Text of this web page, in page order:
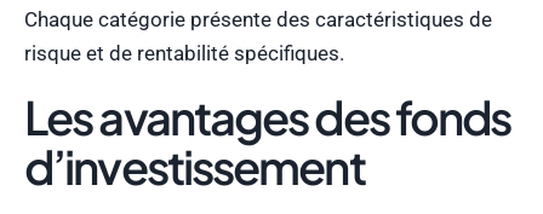
Chaque catégorie présente des caractéristiques de
risque et de rentabilité spécifiques.
Les avantages des fonds
d’investissement